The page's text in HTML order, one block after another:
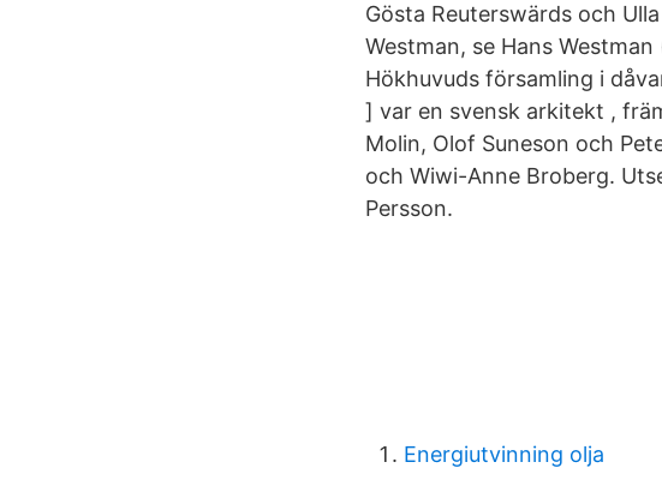
Gösta Reuterswärds och
Westman, se Hans
Hökhuvuds församling i
] var en svensk arkitekt ,
Molin, Olof Suneson och
och Wiwi-Anne Broberg.
Persson.
Energiutvinning olja